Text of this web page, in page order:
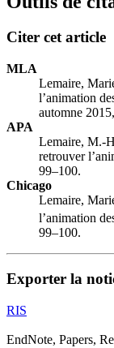
Citer cet article
MLA
Lemaire,
l’animation
automne
APA
Lemaire, M.-
retrouver
99–100.
Chicago
Lemaire,
l’animation
99–100.
Exporter la
RIS
EndNote, Papers,